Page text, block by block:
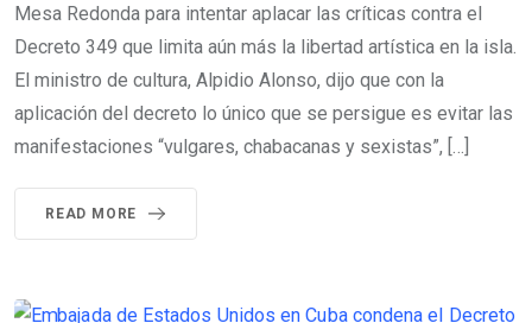
Mesa Redonda para intentar aplacar las críticas contra el
Decreto 349 que limita aún más la libertad artística en la isla.
El ministro de cultura, Alpidio Alonso, dijo que con la
aplicación del decreto lo único que se persigue es evitar las
manifestaciones “vulgares, chabacanas y sexistas”, […]
READ MORE